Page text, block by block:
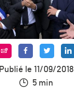
Publié le 11/09/2018
5 min